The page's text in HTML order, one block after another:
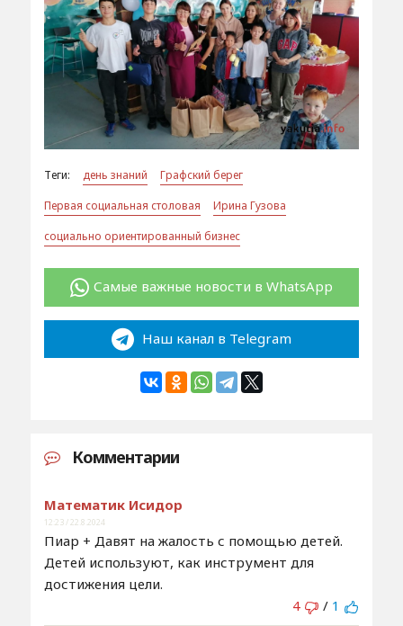
Теги: день знаний
Графский берег
Первая социальная столовая
Ирина Гузова
социально ориентированный бизнес
Самые важные новости в WhatsApp
Наш канал в Telegram
Комментарии
Математик Исидор
12:23 / 22.8.2024
Пиар + Давят на жалость с помощью детей.
Детей используют, как инструмент для
достижения цели.
4
/ 1